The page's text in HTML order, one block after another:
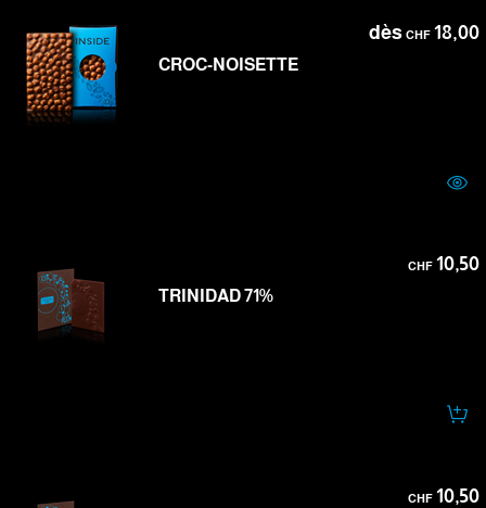
dès CHF18,00
CROC-NOISETTE
CHF10,50
TRINIDAD 71%
CHF10,50